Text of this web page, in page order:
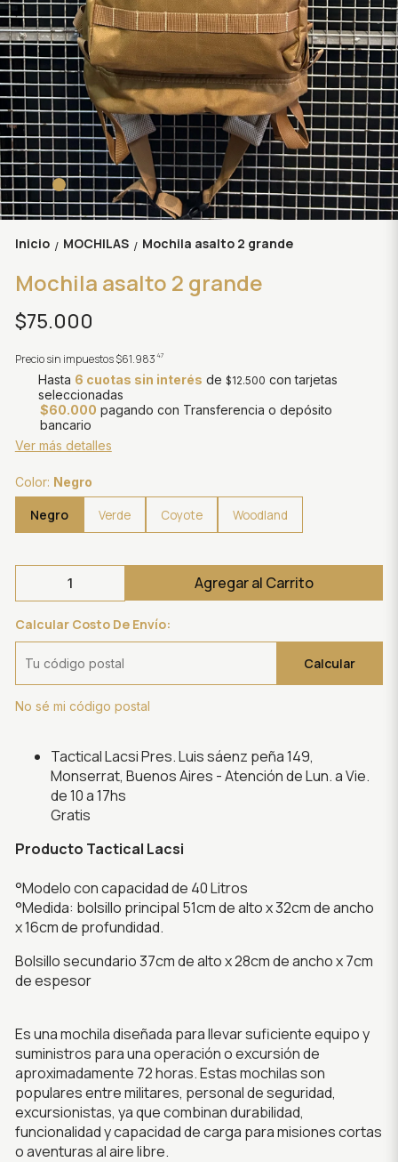
Inicio / MOCHILAS / Mochila asalto 2 grande
Mochila asalto 2 grande
$75.000
Precio sin impuestos$61.983 47
Hasta 6 cuotas sin interés de$12.500 con tarjetas
seleccionadas
$60.000 pagando con Transferencia o depósito
bancario
Ver más detalles
Color: Negro
Negro Verde Coyote Woodland
Agregar al Carrito
Calcular Costo De Envío:
Calcular
No sé mi código postal
Tactical LacsiPres. Luis sáenz peña 149,
Monserrat, Buenos Aires - Atención de Lun. a Vie.
de 10 a 17hs
Gratis
Producto Tactical Lacsi
°Modelo con capacidad de 40 Litros
°Medida: bolsillo principal 51cm de alto x 32cm de ancho
x 16cm de profundidad.
Bolsillo secundario 37cm de alto x 28cm de ancho x 7cm
de espesor
Es una mochila diseñada para llevar suficiente equipo y
suministros para una operación o excursión de
aproximadamente 72 horas. Estas mochilas son
populares entre militares, personal de seguridad,
excursionistas, ya que combinan durabilidad,
funcionalidad y capacidad de carga para misiones cortas
o aventuras al aire libre.